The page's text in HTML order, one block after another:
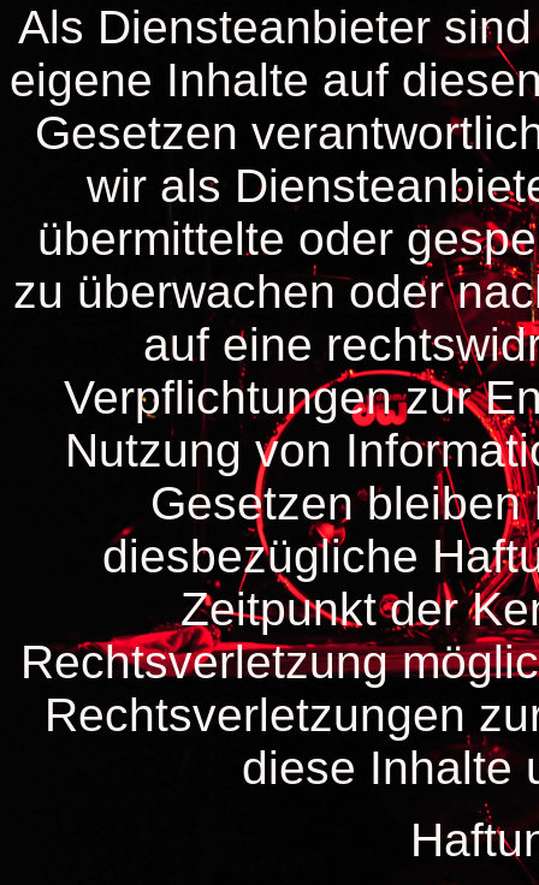
Als Diensteanbieter
eigene Inhalte auf
Gesetzen
wir als
übermittelte oder
zu überwachen oder
auf eine
Verpflichtungen zur
Nutzung von
Gesetzen
diesbezügliche
Zeitpunkt der
Rechtsverletzung
Rechtsverletzungen
diese Inhalte